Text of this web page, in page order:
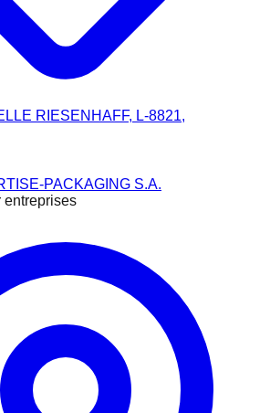
RIESENHAFF, L-8821,
PACKAGING S.A.
entreprises